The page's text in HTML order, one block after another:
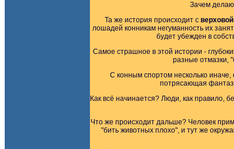
Зачем
Та же история происходит с
лошадей конникам негуманность их
будет убежден в
Самое страшное в этой истории -
разные отмазки,
С конным спортом несколько
потрясающая
Как всё начинается? Люди, как
Что же происходит дальше? Человек
"бить животных плохо", и тут же